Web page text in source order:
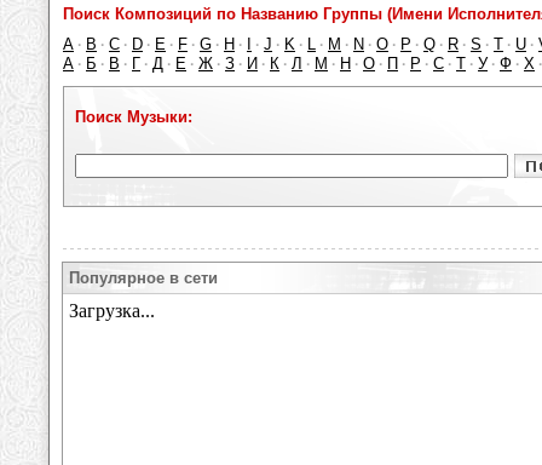
Поиск Композиций по Названию Группы (Имени
A · B · C · D · E · F · G · H · · J · K · L · M · N · O · P · Q · R · S · T · U ·
А · Б · В · Г · Д · Е · Ж · З · И · К · Л · М · Н · О · П · Р · С · Т · У · Ф · Х
Поиск Музыки:
Популярное в сети